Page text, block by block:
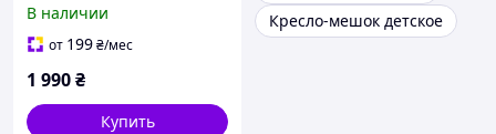
В наличии
от 199₴/мес
1 990₴
Купить
Кресло-мешок детское